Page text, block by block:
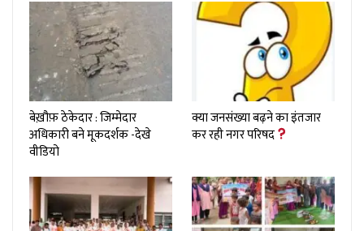
बेख़ौफ़ ठेकेदार : जिम्मेदार
अधिकारी बने मूकदर्शक -देखे
वीडियो
क्या जनसंख्या बढ़ने का इंतजार
कर रही नगर परिषद